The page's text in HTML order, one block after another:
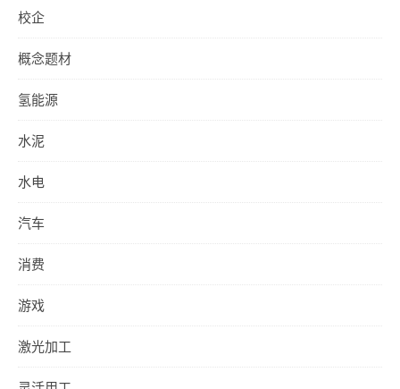
校企
概念题材
氢能源
水泥
水电
汽车
消费
游戏
激光加工